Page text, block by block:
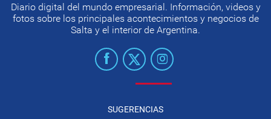
Diario digital del mundo empresarial. Información, videos y
fotos sobre los principales acontecimientos y negocios de
Salta y el interior de Argentina.
SUGERENCIAS